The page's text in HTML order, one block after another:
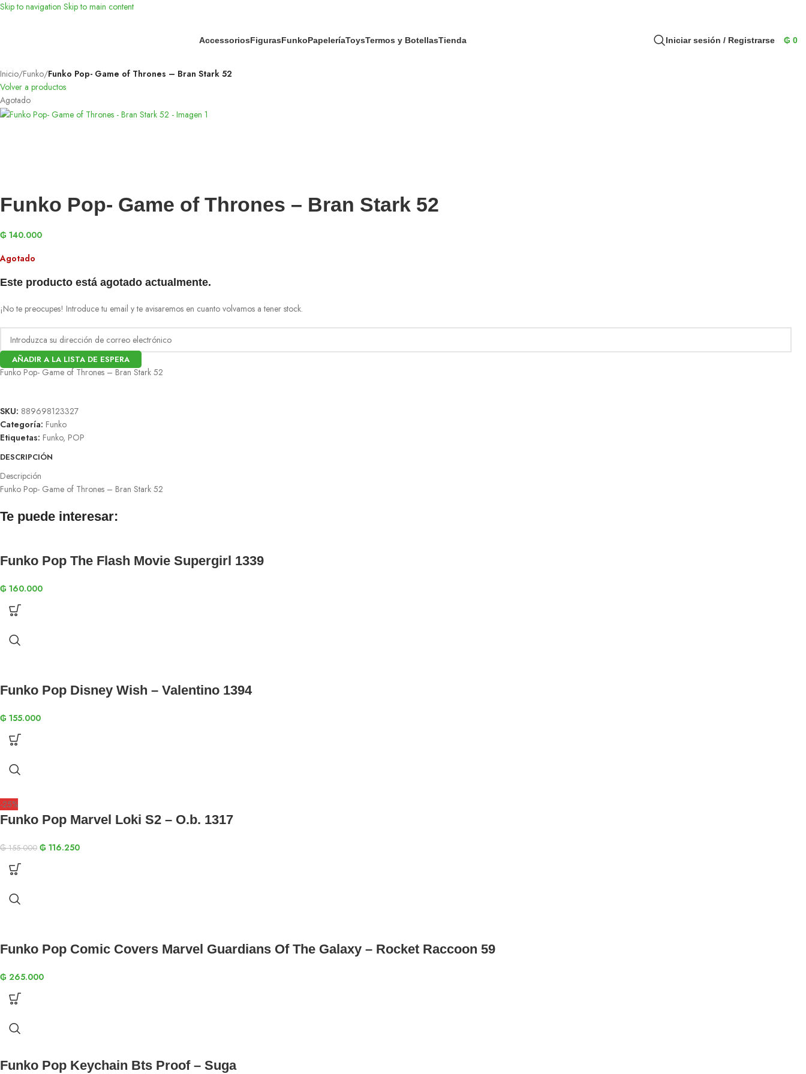
Skip to navigation Skip to main content
AccessoriosFigurasFunkoPapeleríaToysTermos y BotellasTienda Iniciar sesión / Registrarse ₲ 0
Inicio/Funko/Funko Pop- Game of Thrones – Bran Stark 52
Volver a productos
Agotado
Funko Pop- Game of Thrones – Bran Stark 52
₲ 140.000
Agotado
Este producto está agotado actualmente.
¡No te preocupes! Introduce tu email y te avisaremos en cuanto volvamos a tener stock.
AÑADIR A LA LISTA DE ESPERA
Funko Pop- Game of Thrones – Bran Stark 52
SKU: 889698123327
Categoría: Funko
Etiquetas: Funko, POP
DESCRIPCIÓN
Descripción
Funko Pop- Game of Thrones – Bran Stark 52
Te puede interesar:
Funko Pop The Flash Movie Supergirl 1339
₲ 160.000
Funko Pop Disney Wish – Valentino 1394
₲ 155.000
-25%
Funko Pop Marvel Loki S2 – O.b. 1317
₲155.000 ₲ 116.250
Funko Pop Comic Covers Marvel Guardians Of The Galaxy – Rocket Raccoon 59
₲ 265.000
Funko Pop Keychain Bts Proof – Suga